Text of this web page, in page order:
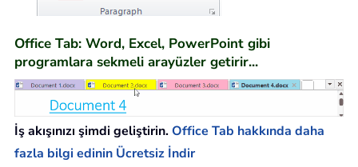
Office Tab: Word, Excel, PowerPoint gibi
programlara sekmeli arayüzler getirir...
İş akışınızı şimdi geliştirin.Office Tab hakkında daha
fazla bilgi edinin Ücretsiz İndir